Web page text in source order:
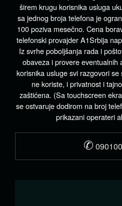
širem krugu korisnika usluga
sa jednog broja telefona je
100 poziva mesečno. Cena
telefonski provajder A1Srbija
Iz svrhe poboljšanja rada i
obaveza i provere eventualnih
korisnika usluge svi razgovori
ne koriste, i privatnost i
zaštićena. (Sa touchscreen
se ostvaruje dodirom na broj
prikazani operateri
✆